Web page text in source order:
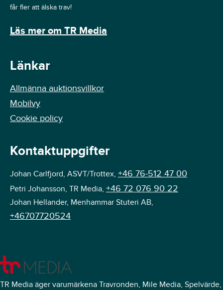
får fler att älska trav!
Läs mer om TR Media
Länkar
Allmänna auktionsvillkor
Mobilvy
Cookie policy
Kontaktuppgifter
Johan Carlfjord, ASVT/Trottex, +46 76-512 47 00
Petri Johansson, TR Media, +46 72 076 90 22
Johan Hellander, Menhammar Stuteri AB,
+46707720524
TR Media äger varumärkena Travronden, Mile Media, Spelvärde,